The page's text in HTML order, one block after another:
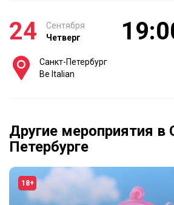
24
Сентября
Четверг
Санкт-Петербург
Be Italian
Другие мероприятия в
Петербурге
18+